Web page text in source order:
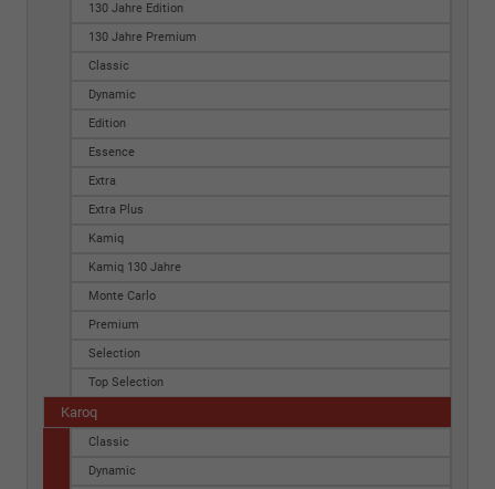
130 Jahre Edition
130 Jahre Premium
Classic
Dynamic
Edition
Essence
Extra
Extra Plus
Kamiq
Kamiq 130 Jahre
Monte Carlo
Premium
Selection
Top Selection
Karoq
Classic
Dynamic